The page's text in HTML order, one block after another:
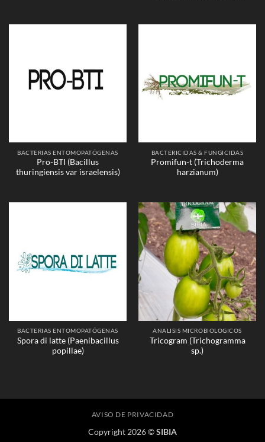
BACTERIAS ENTOMOPATÓGENAS
Pro-BTI (Bacillus
thuringiensis var israelensis)
BACTERICIDAS & FUNGICIDAS
Promifun-t (Trichoderma
harzianum)
BACTERIAS ENTOMOPATÓGENAS
Spora di latte (Paenibacillus
popillae)
ANALISIS MICROBIOLOGICOS
Tricogram (Trichogramma
sp.)
AVISO DE PRIVACIDAD
Copyright 2026 ©SIBIA